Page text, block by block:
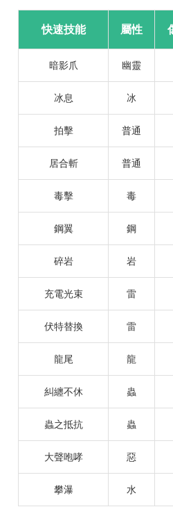
快速技能 屬性
暗影爪 幽靈
冰息 冰
拍擊 普通
居合斬 普通
毒擊 毒
鋼翼 鋼
碎岩 岩
充電光束 雷
伏特替換 雷
龍尾 龍
糾纏不休 蟲
蟲之抵抗 蟲
大聲咆哮 惡
攀瀑 水